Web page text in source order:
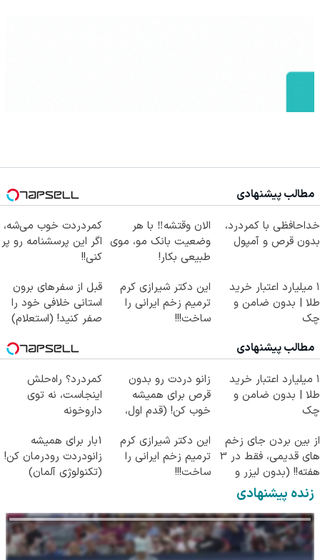
مطالب پیشنهادی
خداحافظی با کمردرد،
بدون قرص و آمپول
الان وقتشه‼️ با هر
وضعیت بانک مو، موی
طبیعی بکار!
کمردردت خوب می‌شه،
اگر این پرسشنامه رو پر
کنی!!
۱ میلیارد اعتبار خرید
طلا | بدون ضامن و
چک
این دکتر شیرازی کرم
ترمیم زخم ایرانی را
ساخت!!!
قبل از سفرهای برون
استانی خلافی خود را
صفر کنید! (استعلام)
مطالب پیشنهادی
۱ میلیارد اعتبار خرید
طلا | بدون ضامن و
چک
زانو دردت رو بدون
قرص برای همیشه
خوب کن! (قدم اول،
کمردرد؟ راه‌حلش
اینجاست، نه توی
داروخونه
از بین بردن جای زخم
های قدیمی، فقط در 3
هفته!! (بدون لیزر و
جراحی)
این دکتر شیرازی کرم
ترمیم زخم ایرانی را
ساخت!!!
1بار برای همیشه
زانودردت رودرمان کن!
(تکنولوژی آلمان)
زنده پیشنهادی